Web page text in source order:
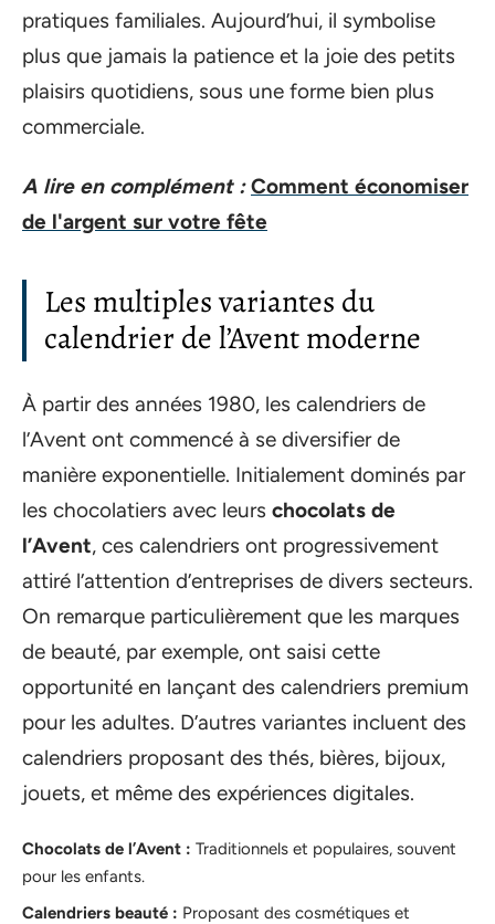
pratiques familiales. Aujourd’hui, il symbolise
plus que jamais la patience et la joie des petits
plaisirs quotidiens, sous une forme bien plus
commerciale.
A lire en complément : Comment économiser
de l'argent sur votre fête
Les multiples variantes du
calendrier de l’Avent moderne
À partir des années 1980, les calendriers de
l’Avent ont commencé à se diversifier de
manière exponentielle. Initialement dominés par
les chocolatiers avec leurs chocolats de
l’Avent, ces calendriers ont progressivement
attiré l’attention d’entreprises de divers secteurs.
On remarque particulièrement que les marques
de beauté, par exemple, ont saisi cette
opportunité en lançant des calendriers premium
pour les adultes. D’autres variantes incluent des
calendriers proposant des thés, bières, bijoux,
jouets, et même des expériences digitales.
Chocolats de l’Avent : Traditionnels et populaires, souvent
pour les enfants.
Calendriers beauté : Proposant des cosmétiques et